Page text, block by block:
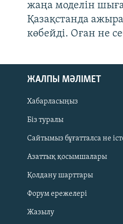
Русский
ЖАЗЫЛЫҢЫЗ
жаңа моделін
Қазақстанда
көбейді. Оған не
ЖАЛПЫ МӘЛІМЕТ
Хабарласыңыз
Біз туралы
Сайтымыз бұғатталса не
Азаттық қосымшалары
Қолдану шарттары
Форум ережелері
Жазылу